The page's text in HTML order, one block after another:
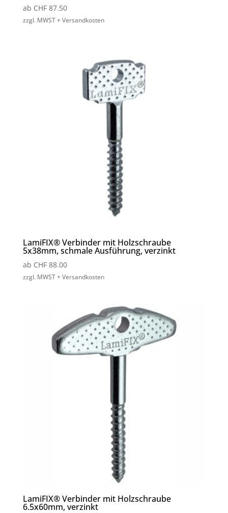
ab CHF87.50
zzgl. MWST + Versandkosten
LamiFIX® Verbinder mit Holzschraube
5x38mm, schmale Ausführung, verzinkt
ab CHF88.00
zzgl. MWST + Versandkosten
LamiFIX® Verbinder mit Holzschraube
6.5x60mm, verzinkt